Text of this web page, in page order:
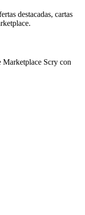
destacadas, cartas
Marketplace Scry con